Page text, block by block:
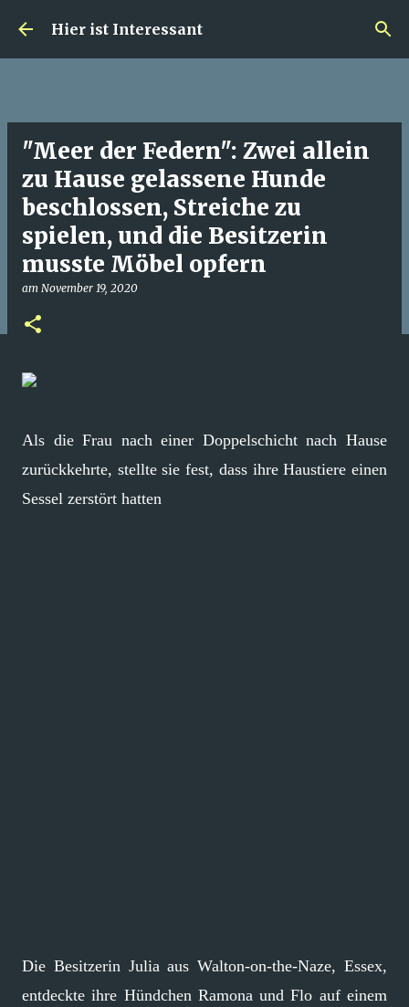
Direkt zum Hauptbereich
Hier ist Interessant
"Meer der Federn": Zwei allein
zu Hause gelassene Hunde
beschlossen, Streiche zu
spielen, und die Besitzerin
musste Möbel opfern
am November 19, 2020
Als die Frau nach einer Doppelschicht nach Hause
zurückkehrte, stellte sie fest, dass ihre Haustiere einen
Sessel zerstört hatten
Die Besitzerin Julia aus Walton-on-the-Naze, Essex,
entdeckte ihre Hündchen Ramona und Flo auf einem